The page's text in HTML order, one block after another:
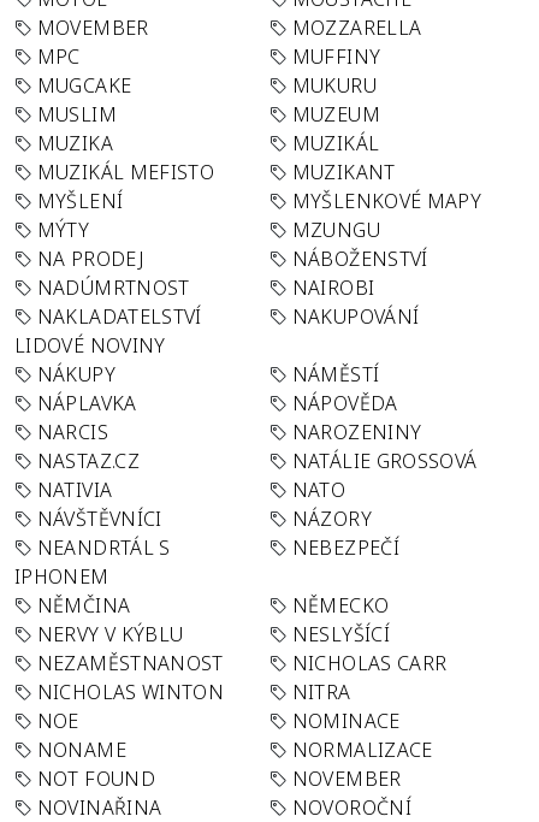
MOVEMBER
MOZZARELLA
MPC
MUFFINY
MUGCAKE
MUKURU
MUSLIM
MUZEUM
MUZIKA
MUZIKÁL
MUZIKÁL MEFISTO
MUZIKANT
MYŠLENÍ
MYŠLENKOVÉ MAPY
MÝTY
MZUNGU
NA PRODEJ
NÁBOŽENSTVÍ
NADÚMRTNOST
NAIROBI
NAKLADATELSTVÍ
LIDOVÉ NOVINY
NAKUPOVÁNÍ
NÁKUPY
NÁMĚSTÍ
NÁPLAVKA
NÁPOVĚDA
NARCIS
NAROZENINY
NASTAZ.CZ
NATÁLIE GROSSOVÁ
NATIVIA
NATO
NÁVŠTĚVNÍCI
NÁZORY
NEANDRTÁL S
IPHONEM
NEBEZPEČÍ
NĚMČINA
NĚMECKO
NERVY V KÝBLU
NESLYŠÍCÍ
NEZAMĚSTNANOST
NICHOLAS CARR
NICHOLAS WINTON
NITRA
NOE
NOMINACE
NONAME
NORMALIZACE
NOT FOUND
NOVEMBER
NOVINAŘINA
NOVOROČNÍ